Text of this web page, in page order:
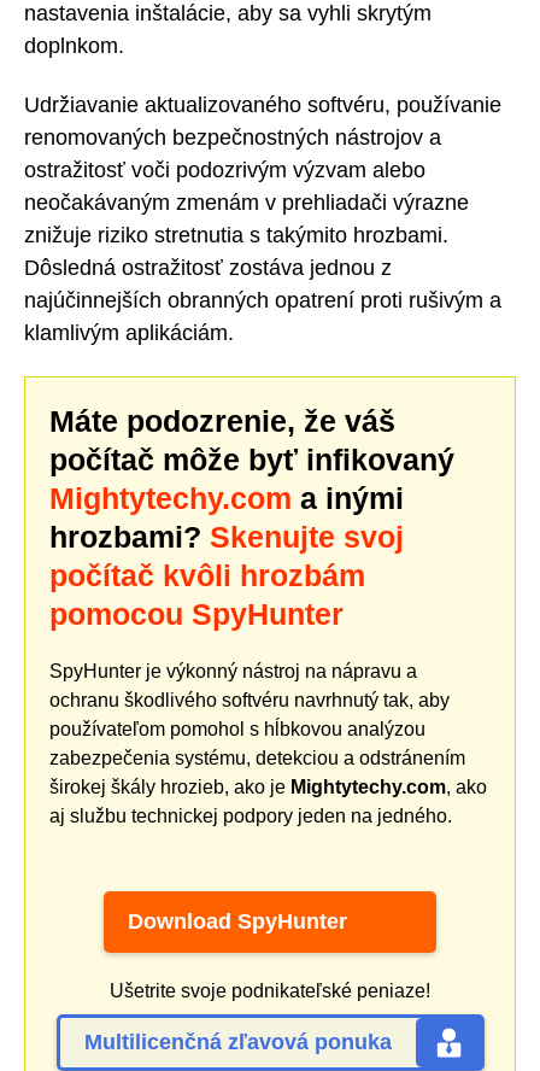
nastavenia inštalácie, aby sa vyhli skrytým
doplnkom.
Udržiavanie aktualizovaného softvéru, používanie
renomovaných bezpečnostných nástrojov a
ostražitosť voči podozrivým výzvam alebo
neočakávaným zmenám v prehliadači výrazne
znižuje riziko stretnutia s takýmito hrozbami.
Dôsledná ostražitosť zostáva jednou z
najúčinnejších obranných opatrení proti rušivým a
klamlivým aplikáciám.
Máte podozrenie, že váš
počítač môže byť infikovaný
Mightytechy.com a inými
hrozbami? Skenujte svoj
počítač kvôli hrozbám
pomocou SpyHunter
SpyHunter je výkonný nástroj na nápravu a
ochranu škodlivého softvéru navrhnutý tak, aby
používateľom pomohol s hĺbkovou analýzou
zabezpečenia systému, detekciou a odstránením
širokej škály hrozieb, ako je Mightytechy.com, ako
aj službu technickej podpory jeden na jedného.
Download SpyHunter
Ušetrite svoje podnikateľské peniaze!
Multilicenčná zľavová ponuka